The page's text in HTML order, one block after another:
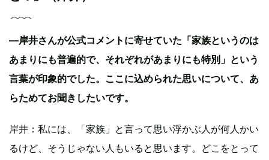
—岸井さんが公式コメントに寄せていた「家族というのは
あまりにも普遍的で、それぞれがあまりにも特別」という
言葉が印象的でした。ここに込められた思いについて、あ
らためてお聞きしたいです。
岸井：私には、「家族」と言って思い浮かぶ人が何人かい
るけど、そうじゃない人もいると思います。どこをとって